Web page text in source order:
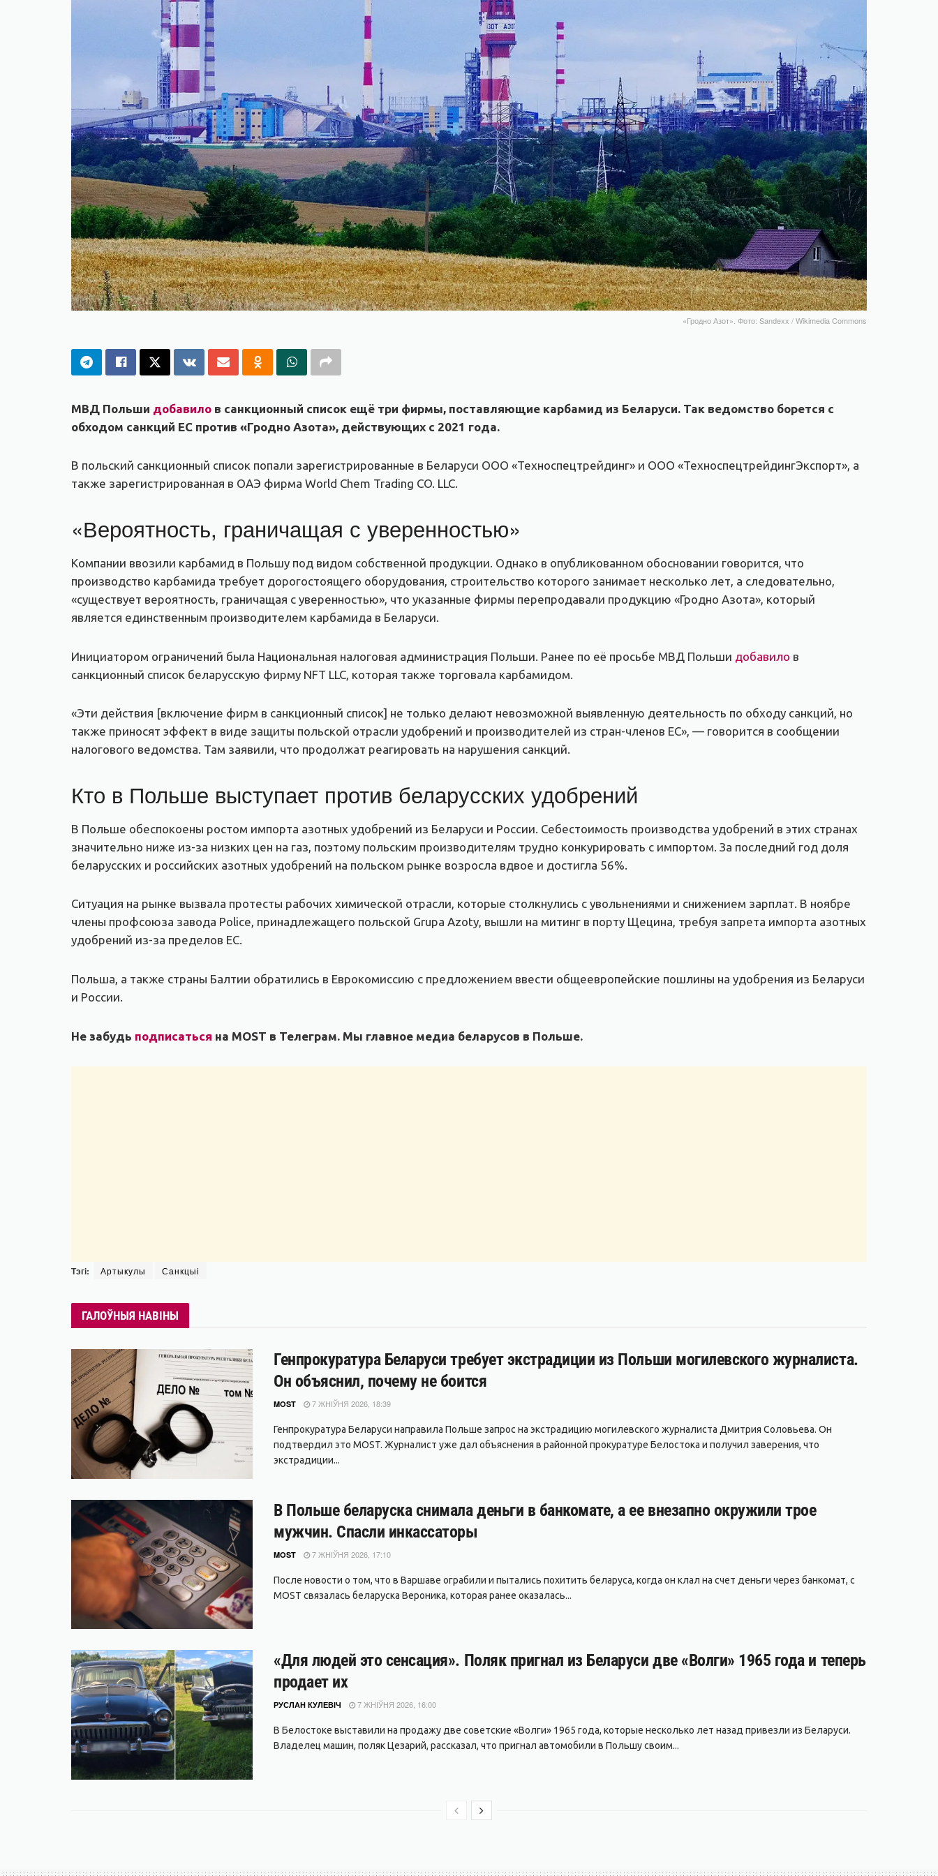
«Гродно Азот». Фото: Sandexx / Wikimedia Commons
МВД Польши добавило в санкционный список ещё три фирмы, поставляющие карбамид из Беларуси. Так ведомство борется с
обходом санкций ЕС против «Гродно Азота», действующих с 2021 года.
В польский санкционный список попали зарегистрированные в Беларуси ООО «Техноспецтрейдинг» и ООО «ТехноспецтрейдингЭкспорт», а
также зарегистрированная в ОАЭ фирма World Chem Trading CO. LLC.
«Вероятность, граничащая с уверенностью»
Компании ввозили карбамид в Польшу под видом собственной продукции. Однако в опубликованном обосновании говорится, что
производство карбамида требует дорогостоящего оборудования, строительство которого занимает несколько лет, а следовательно,
«существует вероятность, граничащая с уверенностью», что указанные фирмы перепродавали продукцию «Гродно Азота», который
является единственным производителем карбамида в Беларуси.
Инициатором ограничений была Национальная налоговая администрация Польши. Ранее по её просьбе МВД Польши добавило в
санкционный список беларусскую фирму NFT LLC, которая также торговала карбамидом.
«Эти действия [включение фирм в санкционный список] не только делают невозможной выявленную деятельность по обходу санкций, но
также приносят эффект в виде защиты польской отрасли удобрений и производителей из стран-членов ЕС», — говорится в сообщении
налогового ведомства. Там заявили, что продолжат реагировать на нарушения санкций.
Кто в Польше выступает против беларусских удобрений
В Польше обеспокоены ростом импорта азотных удобрений из Беларуси и России. Себестоимость производства удобрений в этих странах
значительно ниже из-за низких цен на газ, поэтому польским производителям трудно конкурировать с импортом. За последний год доля
беларусских и российских азотных удобрений на польском рынке возросла вдвое и достигла 56%.
Ситуация на рынке вызвала протесты рабочих химической отрасли, которые столкнулись с увольнениями и снижением зарплат. В ноябре
члены профсоюза завода Police, принадлежащего польской Grupa Azoty, вышли на митинг в порту Щецина, требуя запрета импорта азотных
удобрений из-за пределов ЕС.
Польша, а также страны Балтии обратились в Еврокомиссию с предложением ввести общеевропейские пошлины на удобрения из Беларуси
и России.
Не забудь подписаться на MOST в Телеграм. Мы главное медиа беларусов в Польше.
Тэгі: Артыкулы Санкцыі
ГАЛОЎНЫЯ НАВІНЫ
Генпрокуратура Беларуси требует экстрадиции из Польши могилевского журналиста.
Он объяснил, почему не боится
MOST 7 ЖНІЎНЯ 2026, 18:39
Генпрокуратура Беларуси направила Польше запрос на экстрадицию могилевского журналиста Дмитрия Соловьева. Он
подтвердил это MOST. Журналист уже дал объяснения в районной прокуратуре Белостока и получил заверения, что
экстрадиции...
В Польше беларуска снимала деньги в банкомате, а ее внезапно окружили трое
мужчин. Спасли инкассаторы
MOST 7 ЖНІЎНЯ 2026, 17:10
После новости о том, что в Варшаве ограбили и пытались похитить беларуса, когда он клал на счет деньги через банкомат, с
MOST связалась беларуска Вероника, которая ранее оказалась...
«Для людей это сенсация». Поляк пригнал из Беларуси две «Волги» 1965 года и теперь
продает их
РУСЛАН КУЛЕВІЧ 7 ЖНІЎНЯ 2026, 16:00
В Белостоке выставили на продажу две советские «Волги» 1965 года, которые несколько лет назад привезли из Беларуси.
Владелец машин, поляк Цезарий, рассказал, что пригнал автомобили в Польшу своим...